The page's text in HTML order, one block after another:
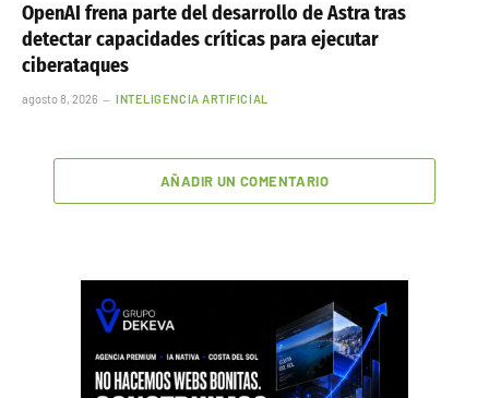
OpenAI frena parte del desarrollo de Astra tras
detectar capacidades críticas para ejecutar
ciberataques
agosto 8, 2026 INTELIGENCIA ARTIFICIAL
AÑADIR UN COMENTARIO